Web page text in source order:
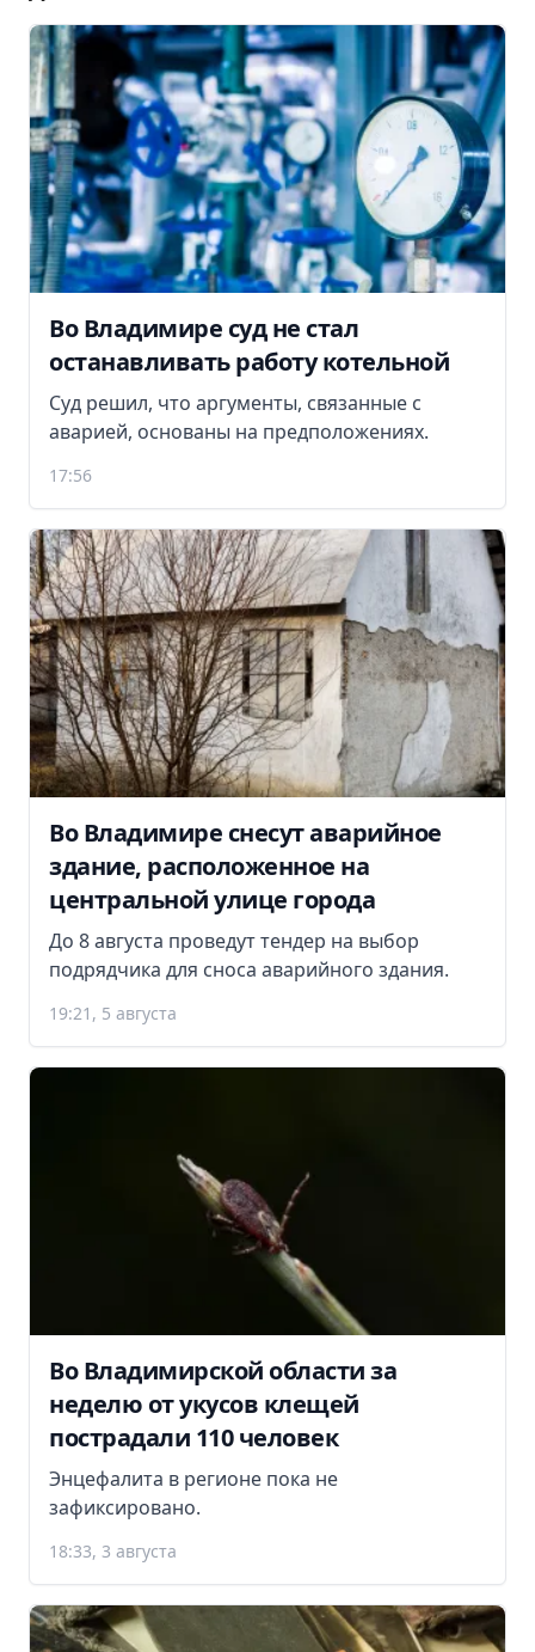
Во Владимире суд не стал
останавливать работу котельной
Суд решил, что аргументы, связанные с
аварией, основаны на предположениях.
17:56
Во Владимире снесут аварийное
здание, расположенное на
центральной улице города
До 8 августа проведут тендер на выбор
подрядчика для сноса аварийного здания.
19:21, 5 августа
Во Владимирской области за
неделю от укусов клещей
пострадали 110 человек
Энцефалита в регионе пока не
зафиксировано.
18:33, 3 августа